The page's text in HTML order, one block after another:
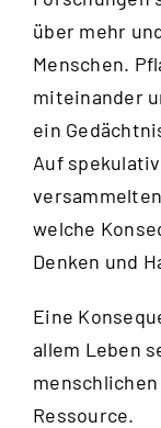
über mehr
Menschen.
miteinander
ein
Auf
welche
Denken und
Eine
allem Leben
Ressource.